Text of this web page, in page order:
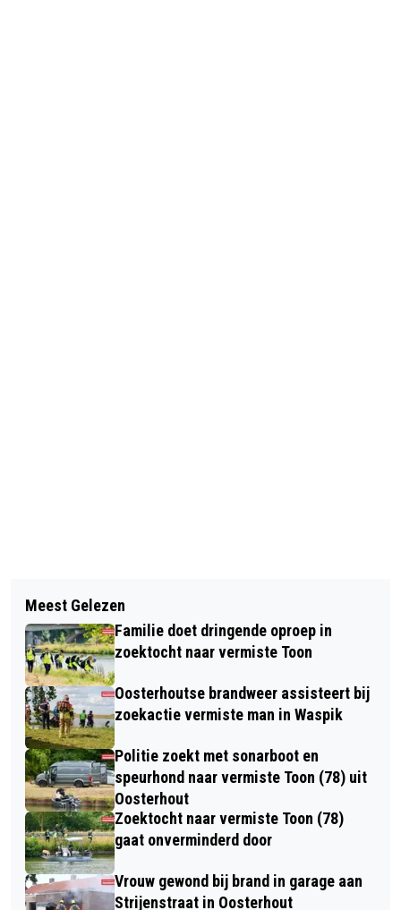
GEMEENTE ZET STAP RICHTING
NIEUWE OV HUB BIJ AMPHIA
OP WEG NAAR HET PARKFEEST: VAN
EIGEN BODEM
Meest Gelezen
Familie doet dringende oproep in
zoektocht naar vermiste Toon
Oosterhoutse brandweer assisteert bij
zoekactie vermiste man in Waspik
Politie zoekt met sonarboot en
speurhond naar vermiste Toon (78) uit
Oosterhout
Zoektocht naar vermiste Toon (78)
gaat onverminderd door
Vrouw gewond bij brand in garage aan
Strijenstraat in Oosterhout